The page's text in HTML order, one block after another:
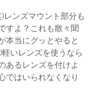
すよ？これも散々聞
本当にグッとやると
いレンズを使うなら
あるレンズを付けよ
ではいられなくなり